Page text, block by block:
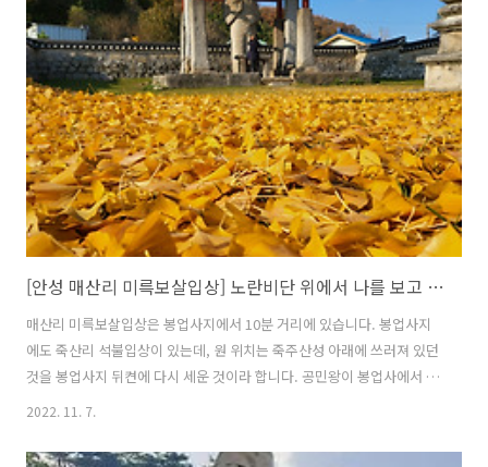
[안성 매산리 미륵보살입상] 노란비단 위에서 나를 보고 웃고 있지!
매산리 미륵보살입상은 봉업사지에서 10분 거리에 있습니다. 봉업사지
에도 죽산리 석불입상이 있는데, 원 위치는 죽주산성 아래에 쓰러져 있던
것을 봉업사지 뒤켠에 다시 세운 것이라 합니다. 공민왕이 봉업사에서 고
려 태조의 영정에 배알했다는 내용(『고려사』에 1363년)이 있고, 당시
로 죽산이 중요한 위치였을 것으로 생각됩니다. 가까이에서 미륵보살을
2022. 11. 7.